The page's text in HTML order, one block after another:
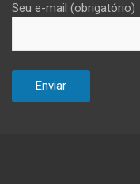
Seu e-mail (obrigatório)